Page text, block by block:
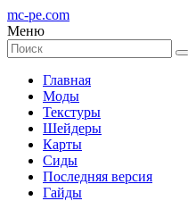
mc-pe.com
Меню
Главная
Моды
Текстуры
Шейдеры
Карты
Сиды
Последняя версия
Гайды